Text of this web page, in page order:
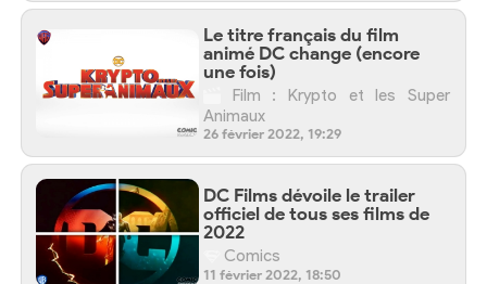
Le titre français du film
animé DC change (encore
une fois)
Film : Krypto et les Super
Animaux
26 février 2022, 19:29
DC Films dévoile le trailer
officiel de tous ses films de
2022
Comics
11 février 2022, 18:50